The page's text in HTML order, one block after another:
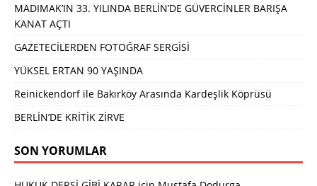
MADIMAK’IN 33. YILINDA BERLİN’DE GÜVERCİNLER BARIŞA
KANAT AÇTI
GAZETECİLERDEN FOTOĞRAF SERGİSİ
YÜKSEL ERTAN 90 YAŞINDA
Reinickendorf ile Bakırköy Arasında Kardeşlik Köprüsü
BERLİN’DE KRİTİK ZİRVE
SON YORUMLAR